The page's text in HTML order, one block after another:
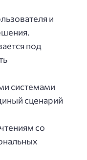
и
под
системами
сценарий
со